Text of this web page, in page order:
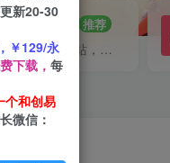
招募站长 推荐
搭建同款网站，自己当老板
增长
新20-30
￥129/永
下载， 每
个和创易
微信：